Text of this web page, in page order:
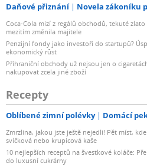
Daňové přiznání Novela zákoníku
Coca-Cola mizí z regálů obchodů, tekuté
mezitím změnila majitele
Penzijní fondy jako investoři do startupů?
ekonomický růst
Příhraniční obchody už nejsou jen o
nakupovat zcela jiné zboží
Recepty
Oblíbené zimní polévky Domácí
Zmrzlina, jakou jste ještě nejedli! Pět míst,
svíčková nebo krupicová kaše
10 nejlepších receptů na švestkové koláče:
do luxusní cukrárny